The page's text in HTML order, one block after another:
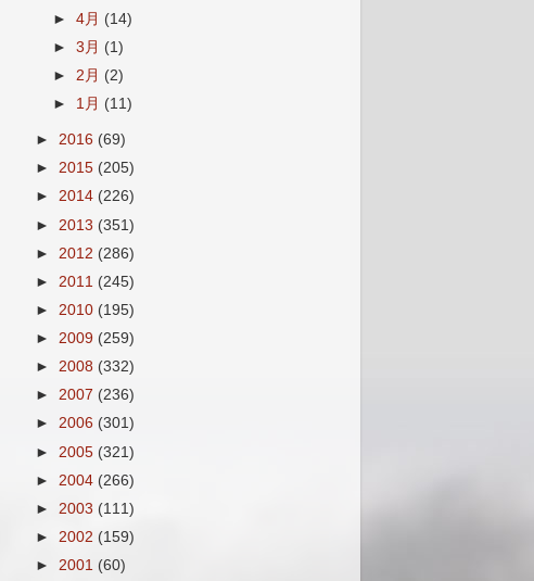
►4月 (14)
►3月 (1)
►2月 (2)
► 1月 (11)
► 2016 (69)
► 2015 (205)
► 2014 (226)
► 2013 (351)
► 2012 (286)
► 2011 (245)
► 2010 (195)
► 2009 (259)
► 2008 (332)
► 2007 (236)
► 2006 (301)
► 2005 (321)
► 2004 (266)
► 2003 (111)
► 2002 (159)
► 2001 (60)